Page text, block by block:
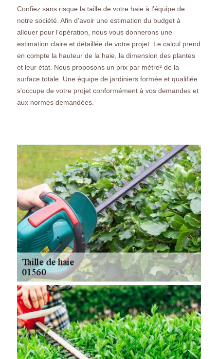
Confiez sans risque la taille de votre haie à l’équipe de
notre société. Afin d’avoir une estimation du budget à
allouer pour l'opération, nous vous donnerons une
estimation claire et détaillée de votre projet. Le calcul prend
en compte la hauteur de la haie, la dimension des plantes
et leur état. Nous proposons un prix par mètre² de la
surface totale. Une équipe de jardiniers formée et qualifiée
s'occupe de votre projet conformément à vos demandes et
aux normes demandées.